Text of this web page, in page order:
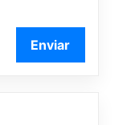
Enviar